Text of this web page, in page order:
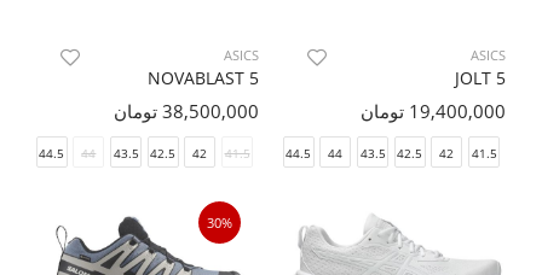
ASICS
JOLT 5
19,400,000 تومان
41.5
42
42.5
43.5
44
44.5
46
46.5
47
49
ASICS
NOVABLAST 5
38,500,000 تومان
41.5
42
42.5
43.5
44
44.5
30%